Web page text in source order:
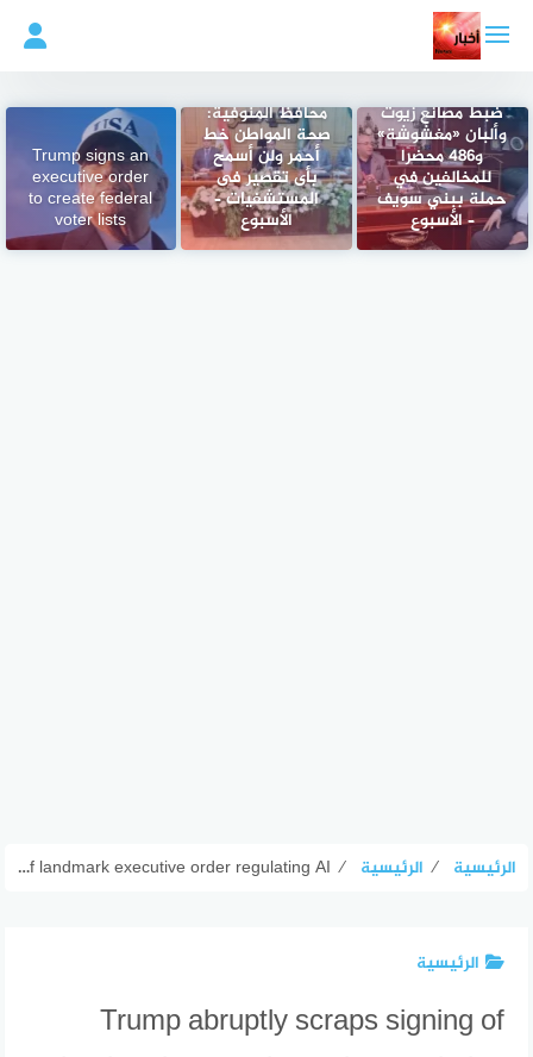
المحتوى
ضبط مصانع زيوت
وألبان «مغشوشة»
و486 محضرًا
للمخالفين في
حملة ببني سويف
– الأسبوع
محافظ المنوفية:
صحة المواطن خط
أحمر ولن أسمح
بأى تقصير فى
المستشفيات –
الأسبوع
Trump signs an
executive order
to create federal
voter lists
الرئيسية ⁄ الرئيسية ⁄
Trump abruptly scraps signing of landmark executive order regulating AI
الرئيسية
Trump abruptly scraps signing of